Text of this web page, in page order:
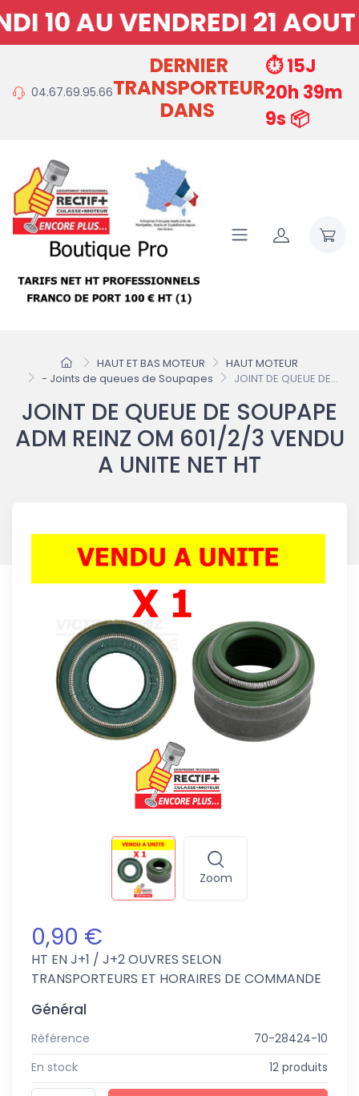
10 AU VENDREDI 21
04.67.69.95.66
DERNIER
TRANSPORTEUR
DANS
⏱️ 15J
20h 39m
8s 📦
HAUT ET BAS MOTEUR
HAUT MOTEUR
- Joints de queues de Soupapes
JOINT DE QUEUE DE...
JOINT DE QUEUE DE SOUPAPE
ADM REINZ OM 601/2/3 VENDU
A UNITE NET HT
Zoom
0,90 €
HT EN J+1 / J+2 OUVRES SELON
TRANSPORTEURS ET HORAIRES DE COMMANDE
Général
Référence
70-28424-10
En stock
12 produits